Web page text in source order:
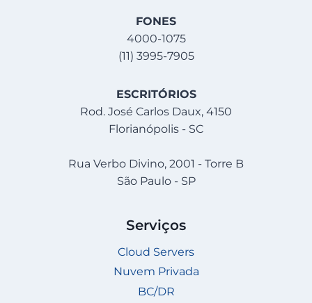
FONES
4000-1075
(11) 3995-7905
ESCRITÓRIOS
Rod. José Carlos Daux, 4150
Florianópolis - SC
Rua Verbo Divino, 2001 - Torre B
São Paulo - SP
Serviços
Cloud Servers
Nuvem Privada
BC/DR